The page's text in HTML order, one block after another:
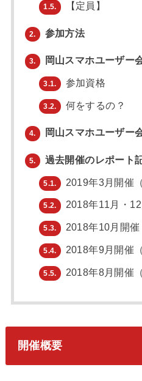
1.5. 【定員】
2. 参加方法
3. 岡山スマホユーザー
3.1. 参加資格
3.2. 何をするの？
4. 岡山スマホユーザー
5. 過去開催のレポート
5.1. 2019年3月開催
5.2. 2018年11月・
5.3. 2018年10月開催
5.4. 2018年9月開催
5.5. 2018年8月開催
開催概要